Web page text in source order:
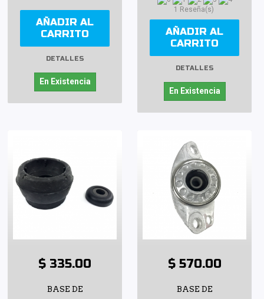
AÑADIR AL
CARRITO
DETALLES
En Existencia
1 Reseña(s)
AÑADIR AL
CARRITO
DETALLES
En Existencia
$ 335.00
BASE DE
$ 570.00
BASE DE